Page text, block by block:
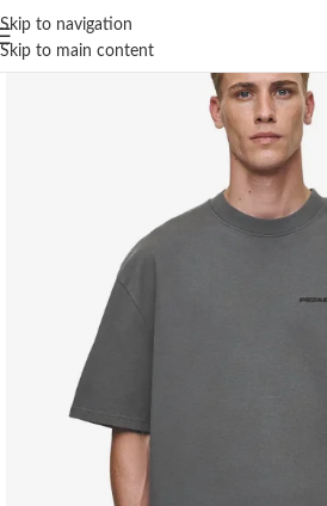
Skip to navigation
Skip to main content